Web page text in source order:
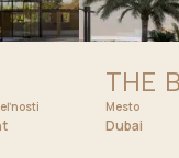
THE
Mesto
Dubai